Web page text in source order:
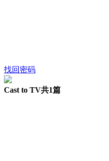
找回密码
Cast to TV共1篇